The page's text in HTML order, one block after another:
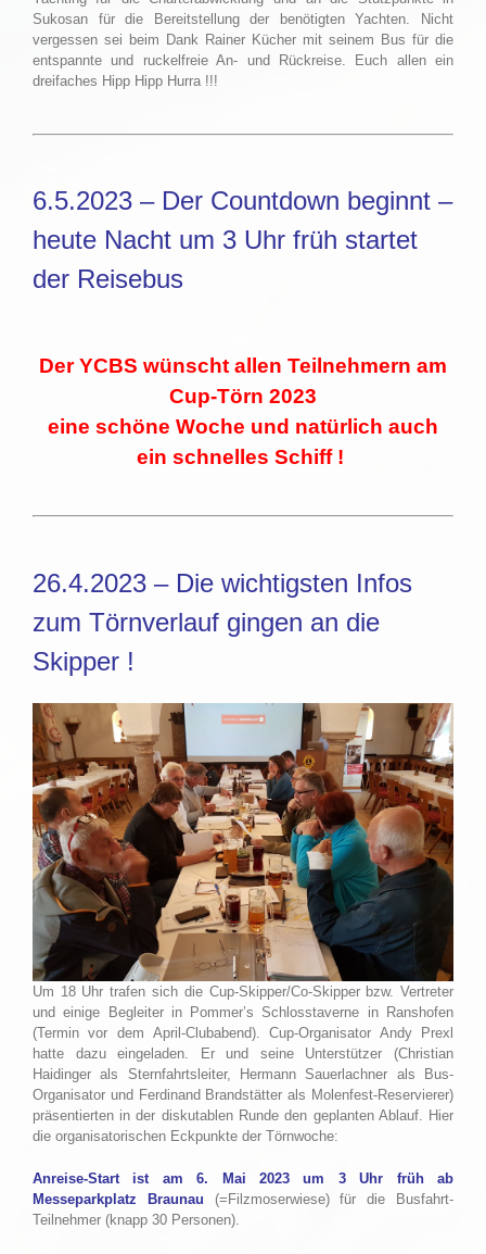
Sukosan für die Bereitstellung der benötigten Yachten. Nicht
vergessen sei beim Dank Rainer Kücher mit seinem Bus für die
entspannte und ruckelfreie An- und Rückreise. Euch allen ein
dreifaches Hipp Hipp Hurra !!!
6.5.2023 – Der Countdown beginnt –
heute Nacht um 3 Uhr früh startet
der Reisebus
Der YCBS wünscht allen Teilnehmern am
Cup-Törn 2023
eine schöne Woche und natürlich auch
ein schnelles Schiff !
26.4.2023 – Die wichtigsten Infos
zum Törnverlauf gingen an die
Skipper !
Um 18 Uhr trafen sich die Cup-Skipper/Co-Skipper bzw. Vertreter
und einige Begleiter in Pommer’s Schlosstaverne in Ranshofen
(Termin vor dem April-Clubabend). Cup-Organisator Andy Prexl
hatte dazu eingeladen. Er und seine Unterstützer (Christian
Haidinger als Sternfahrtsleiter, Hermann Sauerlachner als Bus-
Organisator und Ferdinand Brandstätter als Molenfest-Reservierer)
präsentierten in der diskutablen Runde den geplanten Ablauf. Hier
die organisatorischen Eckpunkte der Törnwoche:
Anreise-Start ist am 6. Mai 2023 um 3 Uhr früh ab
Messeparkplatz Braunau (=Filzmoserwiese) für die Busfahrt-
Teilnehmer (knapp 30 Personen).